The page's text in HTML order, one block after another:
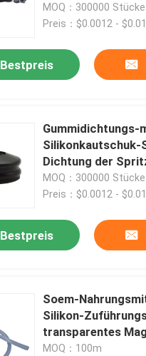
MOQ：300000 Stücke
Preis：$0.0012 -
Bestpreis
Gummidichtungs-
Silikonkautschuk-
Dichtung der
MOQ：300000 Stücke
Preis：$0.0012 -
Bestpreis
Soem-
Silikon-
transparentes
Silikon
MOQ：100m